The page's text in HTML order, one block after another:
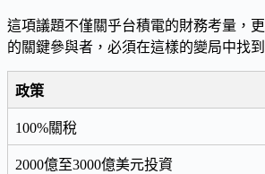
這項議題不僅關乎台積電的財務考量，
的關鍵參與者，必須在這樣的變局中找
政策
100%關稅
2000億至3000億美元投資